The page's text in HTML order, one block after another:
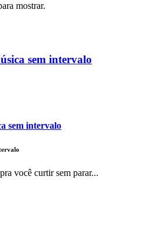
mostrar.
sem intervalo
sem intervalo
você curtir sem parar...